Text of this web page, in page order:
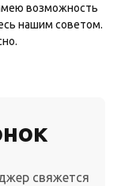
возможность
нашим советом.
свяжется